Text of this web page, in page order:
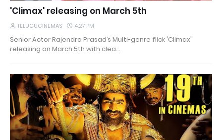
'Climax' releasing on March 5th
TELUGUCINEMAS 4:27 PM
Senior Actor Rajendra Prasad’s Multi-genre flick 'Climax'
releasing on March 5th with clea…